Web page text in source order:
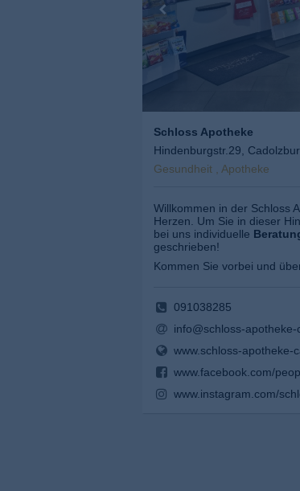
Schloss Apotheke
Hindenburgstr.29,
Gesundheit , Apotheke
Willkommen in der Schloss
Herzen. Um Sie in dieser
bei uns individuelle
geschrieben!
Kommen Sie vorbei und
091038285
info@schloss-
www.schloss-apotheke-
www.facebook.com/
www.instagram.com/